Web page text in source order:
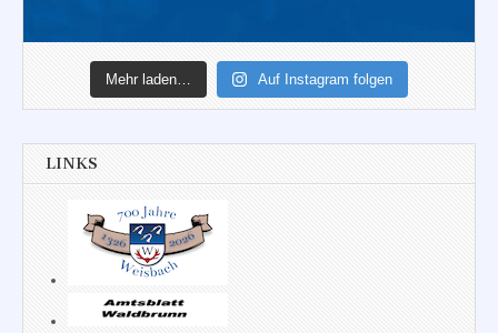
Mehr laden… Auf Instagram folgen
LINKS